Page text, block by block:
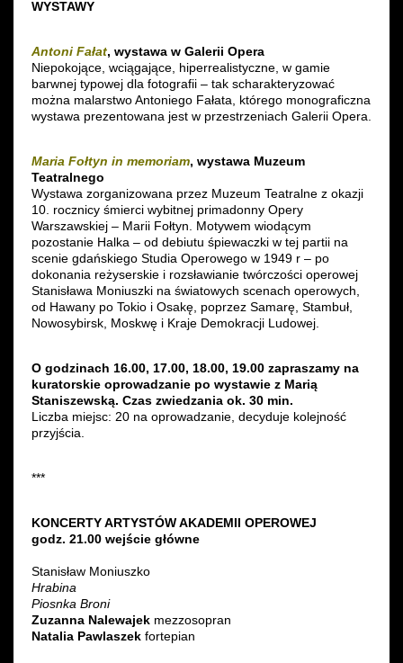
WYSTAWY
Antoni Fałat, wystawa w Galerii Opera
Niepokojące, wciągające, hiperrealistyczne, w gamie
barwnej typowej dla fotografii – tak scharakteryzować
można malarstwo Antoniego Fałata, którego monograficzna
wystawa prezentowana jest w przestrzeniach Galerii Opera.
Maria Fołtyn in memoriam, wystawa Muzeum
Teatralnego
Wystawa zorganizowana przez Muzeum Teatralne z okazji
10. rocznicy śmierci wybitnej primadonny Opery
Warszawskiej – Marii Fołtyn. Motywem wiodącym
pozostanie Halka – od debiutu śpiewaczki w tej partii na
scenie gdańskiego Studia Operowego w 1949 r – po
dokonania reżyserskie i rozsławianie twórczości operowej
Stanisława Moniuszki na światowych scenach operowych,
od Hawany po Tokio i Osakę, poprzez Samarę, Stambuł,
Nowosybirsk, Moskwę i Kraje Demokracji Ludowej.
O godzinach 16.00, 17.00, 18.00, 19.00 zapraszamy na
kuratorskie oprowadzanie po wystawie z Marią
Staniszewską. Czas zwiedzania ok. 30 min.
Liczba miejsc: 20 na oprowadzanie, decyduje kolejność
przyjścia.
***
KONCERTY ARTYSTÓW AKADEMII OPEROWEJ
godz. 21.00 wejście główne
Stanisław Moniuszko
Hrabina
Piosnka Broni
Zuzanna Nalewajek mezzosopran
Natalia Pawlaszek fortepian